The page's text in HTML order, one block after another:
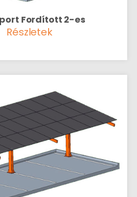
Fordított 2-es
Részletek